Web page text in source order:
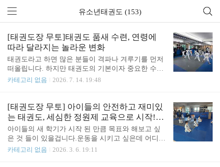
유소년태권도 (153)
[태권도장 무토]태권도 품새 수련, 연령에
따라 달라지는 놀라운 변화
태권도라고 하면 많은 분들이 격파나 겨루기를 먼저
떠올립니다. 하지만 태권도의 기본이자 중요한 수련
은 바로 품새입니다.품새는 단순히 정해진 동작을 외
하며 조화롭게 하는 과정입니다.특히 품새는 남녀노
소 누구나 자신의 체력에 맞게 수련할 수 있다는 것
이 가장 큰 장점입니다. 🥋 태권도 품새 수련의 장점:
연령에 따라 달라지는 놀라운 변화🧒 유소년 품새 수
련의 장점: 건강한 성장의 기초유소년기 품새 수련은
신체와 인성을 함께 성장시키는 교육입니다. 다양한
카테고리 없음 2026. 7. 14. 19:48
[태권도장 무토] 아이들의 안전하고 재미있
는 태권도, 세심한 정원제 교육으로 시작!!
태권도장 무토
아이들의 새 학기가 시작 된 만큼 목표와 해보고 싶
은 것 들이 있을겁니다.운동을 시키고 싶은데 어디서
무엇을 시킬지 고민이에요우리 아이가 산만해요, 소
카테고리 없음 2026. 3. 6. 19:11